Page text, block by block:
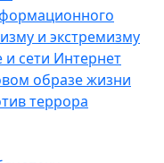
и экстремизму
и сети Интернет
образе жизни
террора